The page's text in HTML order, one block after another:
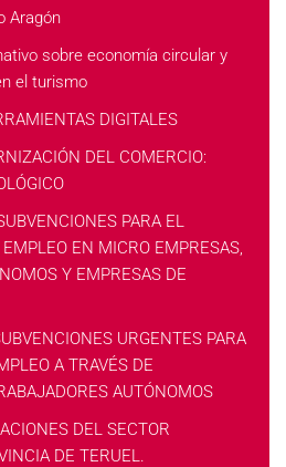
Aragón
sobre economía circular y
el turismo
DIGITALES
DEL COMERCIO:
PARA EL
EN MICRO EMPRESAS,
Y EMPRESAS DE
URGENTES PARA
A TRAVÉS DE
AUTÓNOMOS
DEL SECTOR
DE TERUEL.